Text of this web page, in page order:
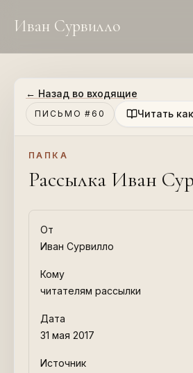
Иван Сурвилло
← Назад во входящие
ПИСЬМО #60 Читать
ПАПКА
Рассылка Иван
От
Иван Сурвилло
Кому
читателям рассылки
Дата
31 мая 2017
Источник